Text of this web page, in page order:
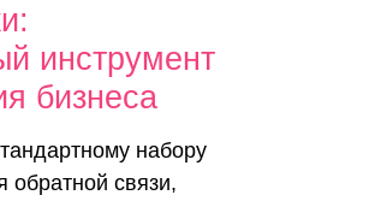
инструмент
бизнеса
набору
обратной связи,